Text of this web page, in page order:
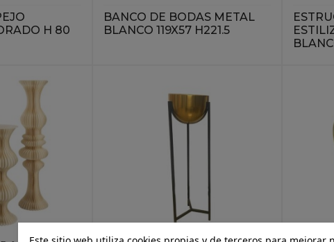
H 80
BANCO DE BODAS METAL
BLANCO 119X57 H221.5